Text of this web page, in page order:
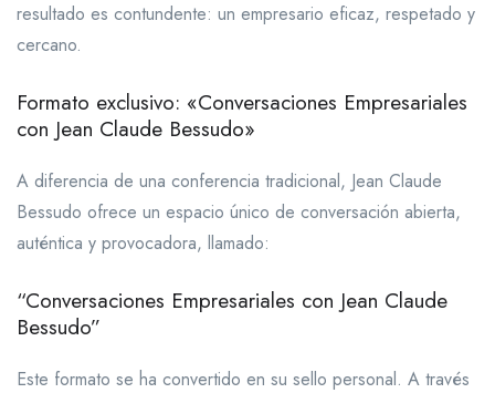
resultado es contundente: un empresario eficaz, respetado y
cercano.
Formato exclusivo: «Conversaciones Empresariales
con Jean Claude Bessudo»
A diferencia de una conferencia tradicional, Jean Claude
Bessudo ofrece un espacio único de conversación abierta,
auténtica y provocadora, llamado:
“Conversaciones Empresariales con Jean Claude
Bessudo”
Este formato se ha convertido en su sello personal. A través